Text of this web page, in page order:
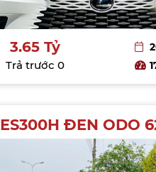
3.65 Tỷ
Trả trước0
ES300H ĐEN ODO